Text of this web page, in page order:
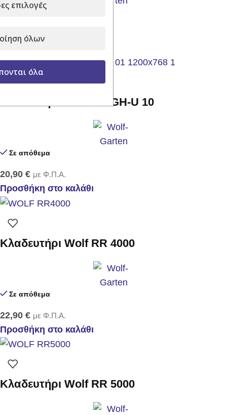
Σε απόθεμα
17,50 €
Γάντια κήπου WOLF GH-U 10
Σε απόθεμα
20,90 € με Φ.Π.Α.
Προσθήκη στο καλάθι
Κλαδευτήρι Wolf RR 4000
Σε απόθεμα
22,90 € με Φ.Π.Α.
Προσθήκη στο καλάθι
Κλαδευτήρι Wolf RR 5000
επιλογές
όλων
όλα